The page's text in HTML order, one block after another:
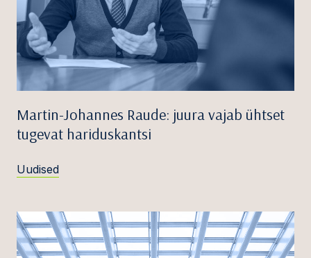
Martin-Johannes Raude: juura vajab ühtset
tugevat hariduskantsi
Uudised